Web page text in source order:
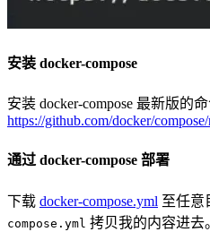
安装 docker-compose
安装 docker-compose 最新版的
https://github.com/docker/compose/
通过 docker-compose 部署
下载 docker-compose.yml 至任意
compose.yml 拷贝我的内容进去